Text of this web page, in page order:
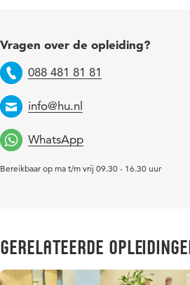
Vragen over de opleiding?
Telefoon
088 481 81 81
Email
info@hu.nl
WhatsApp
Bereikbaar op ma t/m vrij 09.30 - 16.30 uur
Gerelateerde